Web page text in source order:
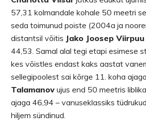
57,31 kolmandale kohale 50 meetri
seda toimunud poiste (2004a ja
distantsil võitis Jako Joosep Viirpuu
44,53. Samal alal tegi etapi esimese
kes võistles endast kaks aastat
sellegipoolest sai kõrge 11. koha
Talamanov ujus end 50 meetris
ajaga 46,94 – vanuseklassiks
hiljem sündinud.